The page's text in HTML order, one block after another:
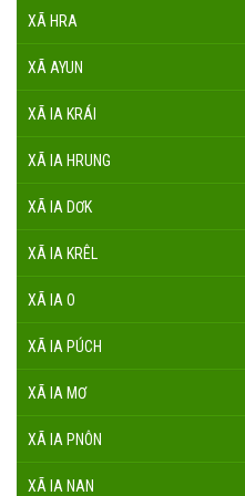
XÃ HRA
XÃ AYUN
XÃ IA KRÁI
XÃ IA HRUNG
XÃ IA DƠK
XÃ IA KRÊL
XÃ IA O
XÃ IA PÚCH
XÃ IA MƠ
XÃ IA PNÔN
XÃ IA NAN